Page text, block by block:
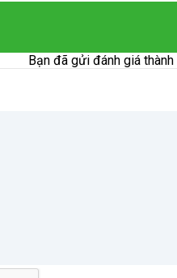
Bạn đã gửi đánh giá thành